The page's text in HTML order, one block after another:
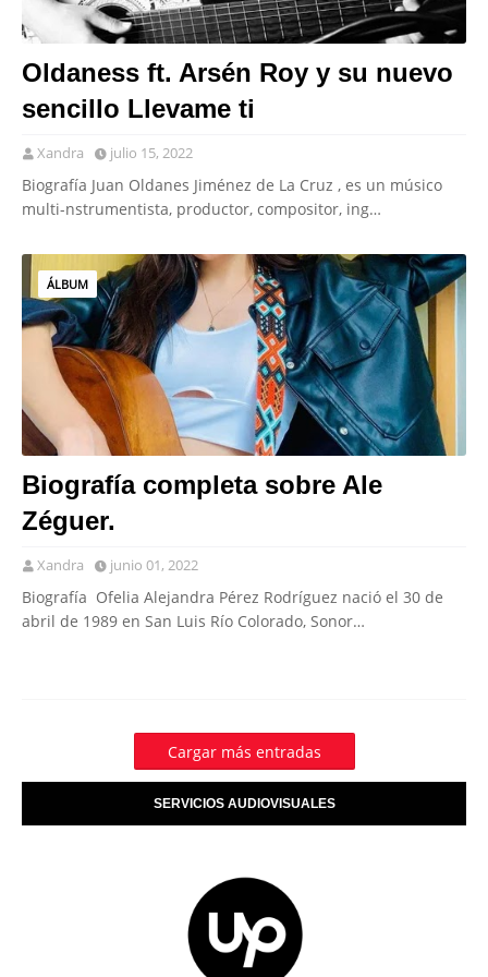
Oldaness ft. Arsén Roy y su nuevo
sencillo Llevame ti
Xandra julio 15, 2022
Biografía Juan Oldanes Jiménez de La Cruz , es un músico
multi-nstrumentista, productor, compositor, ing…
ÁLBUM
Biografía completa sobre Ale
Zéguer.
Xandra junio 01, 2022
Biografía Ofelia Alejandra Pérez Rodríguez nació el 30 de
abril de 1989 en San Luis Río Colorado, Sonor…
Cargar más entradas
SERVICIOS AUDIOVISUALES